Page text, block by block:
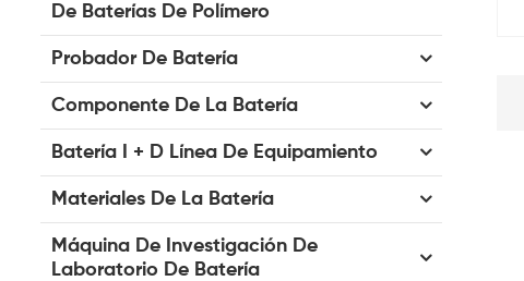
De Baterías De Polímero
Probador De Batería
Componente De La Batería
Batería I + D Línea De Equipamiento
Materiales De La Batería
Máquina De Investigación De
Laboratorio De Batería